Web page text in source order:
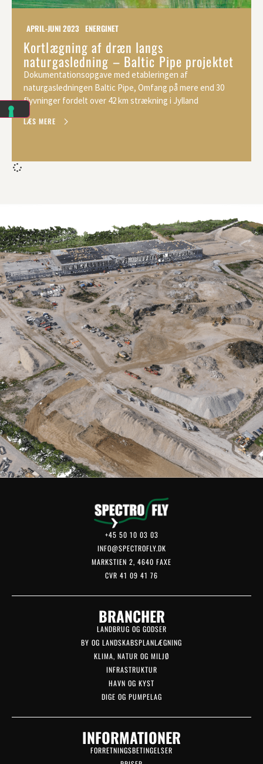
APRIL-JUNI 2023 ENERGINET
Kortlægning af dræn langs
naturgasledning – Baltic Pipe projektet
Dokumentationsopgave med etableringen af
naturgasledningen Baltic Pipe, Omfang på mere end 30
flyvninger fordelt over 42 km strækning i Jylland
LÆS MERE
+45 50 10 03 03
INFO@SPECTROFLY.DK
MARKSTIEN 2, 4640 FAXE
CVR 41 09 41 76
BRANCHER
LANDBRUG OG GODSER
BY OG LANDSKABSPLANLÆGNING
KLIMA, NATUR OG MILJØ
INFRASTRUKTUR
HAVN OG KYST
DIGE OG PUMPELAG
INFORMATIONER
FORRETNINGSBETINGELSER